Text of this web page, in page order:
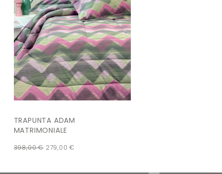
TRAPUNTA ADAM
MATRIMONIALE
398,00€ 279,00€